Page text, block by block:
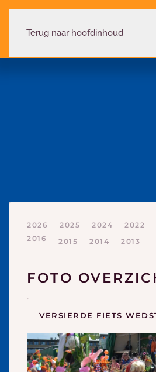
Terug naar hoofdinhoud
2026 2025 2024 2022
2016
2015 2014 2013
FOTO
VERSIERDE FIETS